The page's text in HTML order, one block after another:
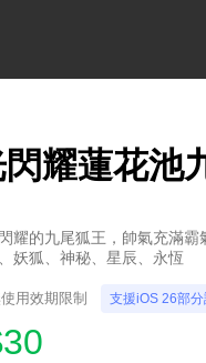
閃耀蓮花池
耀的九尾狐王，帥氣充滿
妖狐、神秘、星辰、永恆
用效期限制 支援iOS 26部